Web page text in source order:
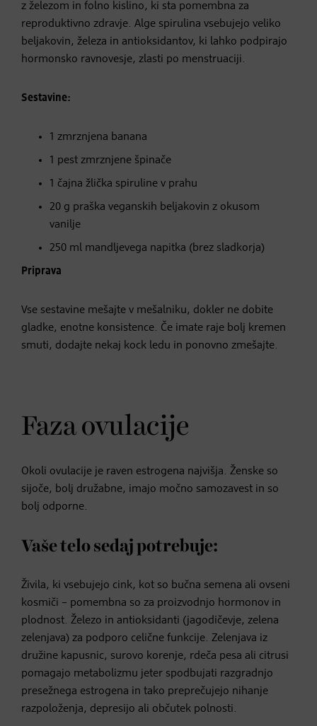
z železom in folno kislino, ki sta pomembna za
reproduktivno zdravje. Alge spirulina vsebujejo veliko
beljakovin, železa in antioksidantov, ki lahko podpirajo
hormonsko ravnovesje, zlasti po menstruaciji.
Sestavine:
1 zmrznjena banana
1 pest zmrznjene špinače
1 čajna žlička spiruline v prahu
20 g praška veganskih beljakovin z okusom
vanilje
250 ml mandljevega napitka (brez sladkorja)
Priprava
Vse sestavine mešajte v mešalniku, dokler ne dobite
gladke, enotne konsistence. Če imate raje bolj kremen
smuti, dodajte nekaj kock ledu in ponovno zmešajte.
Faza ovulacije
Okoli ovulacije je raven estrogena najvišja. Ženske so
sijoče, bolj družabne, imajo močno samozavest in so
bolj odporne.
Vaše telo sedaj potrebuje:
Živila, ki vsebujejo cink, kot so bučna semena ali ovseni
kosmiči – pomembna so za proizvodnjo hormonov in
plodnost. Železo in antioksidanti (jagodičevje, zelena
zelenjava) za podporo celične funkcije. Zelenjava iz
družine kapusnic, surovo korenje, rdeča pesa ali citrusi
pomagajo metabolizmu jeter spodbujati razgradnjo
presežnega estrogena in tako preprečujejo nihanje
razpoloženja, depresijo ali občutek polnosti.